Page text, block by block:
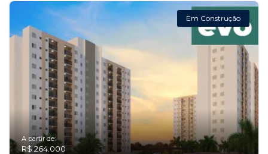
Em Construção
A partir de:
R$ 264.000